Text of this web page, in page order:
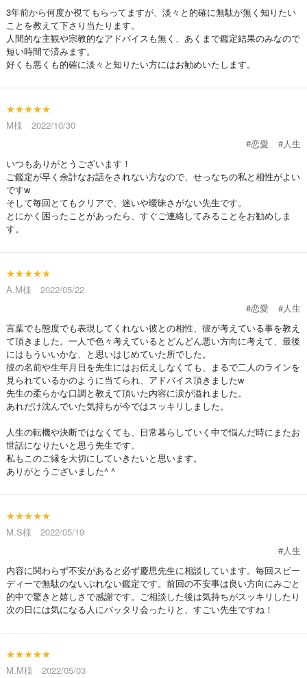
3年前から何度か視てもらってますが、淡々と的確に無駄が無く知りたい
ことを教えて下さり当たります。
人間的な主観や宗教的なアドバイスも無く、あくまで鑑定結果のみなので
短い時間で済みます。
好くも悪くも的確に淡々と知りたい方にはお勧めいたします。
★★★★★
M様 2022/10/30
#恋愛
#人生
いつもありがとうございます！
ご鑑定が早く余計なお話をされない方なので、せっなちの私と相性がよい
ですw
そして毎回とてもクリアで、迷いや曖昧さがない先生です。
とにかく困ったことがあったら、すぐご連絡してみることをお勧めしま
す。
★★★★★
A.M様 2022/05/22
#恋愛
#人生
言葉でも態度でも表現してくれない彼との相性、彼が考えている事を教え
て頂きました。一人で色々考えているとどんどん悪い方向に考えて、最後
にはもういいかな、と思いはじめていた所でした。
彼の名前や生年月日を先生にはお伝えしなくても、まるで二人のラインを
見られているかのように当てられ、アドバイス頂きましたw
先生の柔らかな口調と教えて頂いた内容に涙が溢れました。
あれだけ沈んでいた気持ちが今ではスッキリしました。
人生の転機や決断ではなくても、日常暮らしていく中で悩んだ時にまたお
世話になりたいと思う先生です。
私もこのご縁を大切にしていきたいと思います。
ありがとうございました^ ^
★★★★★
M.S様 2022/05/19
#人生
内容に関わらず不安があると必ず慶思先生に相談しています。毎回スピー
ディーで無駄のないぶれない鑑定です。前回の不安事は良い方向にみごと
的中で驚きと嬉しさで感謝です。ご相談した後は気持ちがスッキリしたり
次の日には気になる人にバッタリ会ったりと、すごい先生ですね！
★★★★★
M.M様 2022/05/03